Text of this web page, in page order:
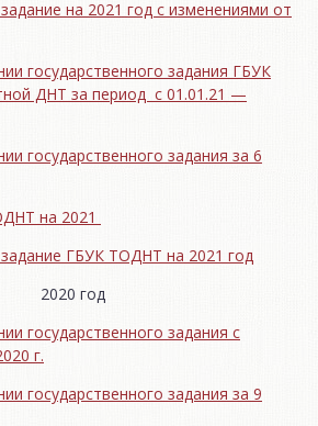
на 2021 год с изменениями от
государственного задания ГБУК
ДНТ за период с 01.01.21 —
государственного задания за 6
на 2021
ГБУК ТОДНТ на 2021 год
2020 год
государственного задания с
г.
государственного задания за 9